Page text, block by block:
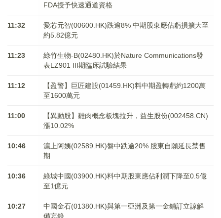
FDA授予快速通道資格
11:32
愛芯元智(00600.HK)跌逾8% 中期股東應佔虧損擴大至
約5.82億元
11:23
綠竹生物-B(02480.HK)於Nature Communications發
表LZ901 III期臨床試驗結果
11:12
【盈警】巨匠建設(01459.HK)料中期盈轉虧約1200萬
至1600萬元
11:00
【異動股】雞肉概念板塊拉升，益生股份(002458.CN)
漲10.02%
10:46
滬上阿姨(02589.HK)盤中跌逾20% 股東自願延長禁售
期
10:36
綠城中國(03900.HK)料中期股東應佔利潤下降至0.5億
至1億元
10:27
中國金石(01380.HK)與第一亞洲及第一金鋪訂立諒解
備忘錄